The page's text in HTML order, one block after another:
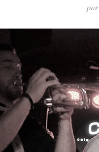
por